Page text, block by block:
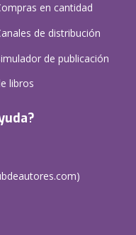
en cantidad
de distribución
de publicación
libros
)